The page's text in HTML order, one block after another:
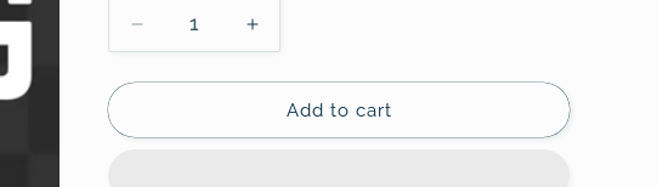
Decrease
quantity
for
Scalping
Increase
quantity
for
Scalping
Add to cart